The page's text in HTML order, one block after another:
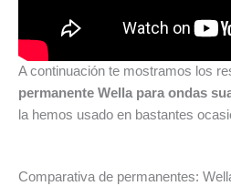
A continuación te mostramos los
permanente Wella para ondas
la hemos usado en bastantes
Comparativa de permanentes: